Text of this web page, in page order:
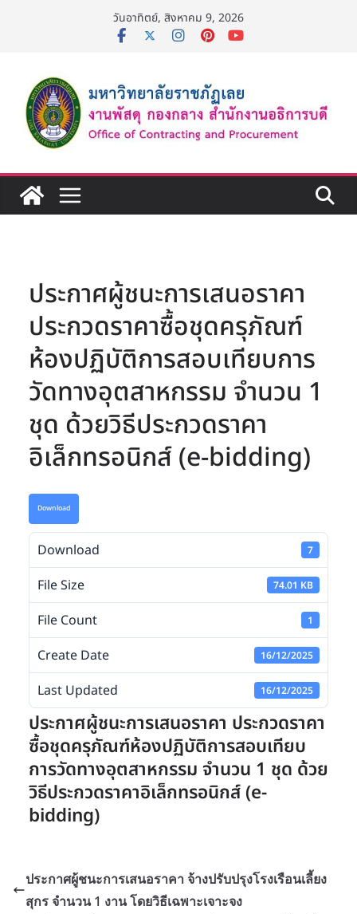
วันอาทิตย์, สิงหาคม 9, 2026
ประกาศผู้ชนะการเสนอราคา
ประกวดราคาซื้อชุดครุภัณฑ์
ห้องปฏิบัติการสอบเทียบการ
วัดทางอุตสาหกรรม จำนวน 1
ชุด ด้วยวิธีประกวดราคา
อิเล็กทรอนิกส์ (e-bidding)
Download
Download 7
File Size 74.01 KB
File Count 1
Create Date 16/12/2025
Last Updated 16/12/2025
ประกาศผู้ชนะการเสนอราคา ประกวดราคา
ซื้อชุดครุภัณฑ์ห้องปฏิบัติการสอบเทียบ
การวัดทางอุตสาหกรรม จำนวน 1 ชุด ด้วย
วิธีประกวดราคาอิเล็กทรอนิกส์ (e-
bidding)
ประกาศผู้ชนะการเสนอราคา จ้างปรับปรุงโรงเรือนเลี้ยง
สุกร จำนวน 1 งาน โดยวิธีเฉพาะเจาะจง